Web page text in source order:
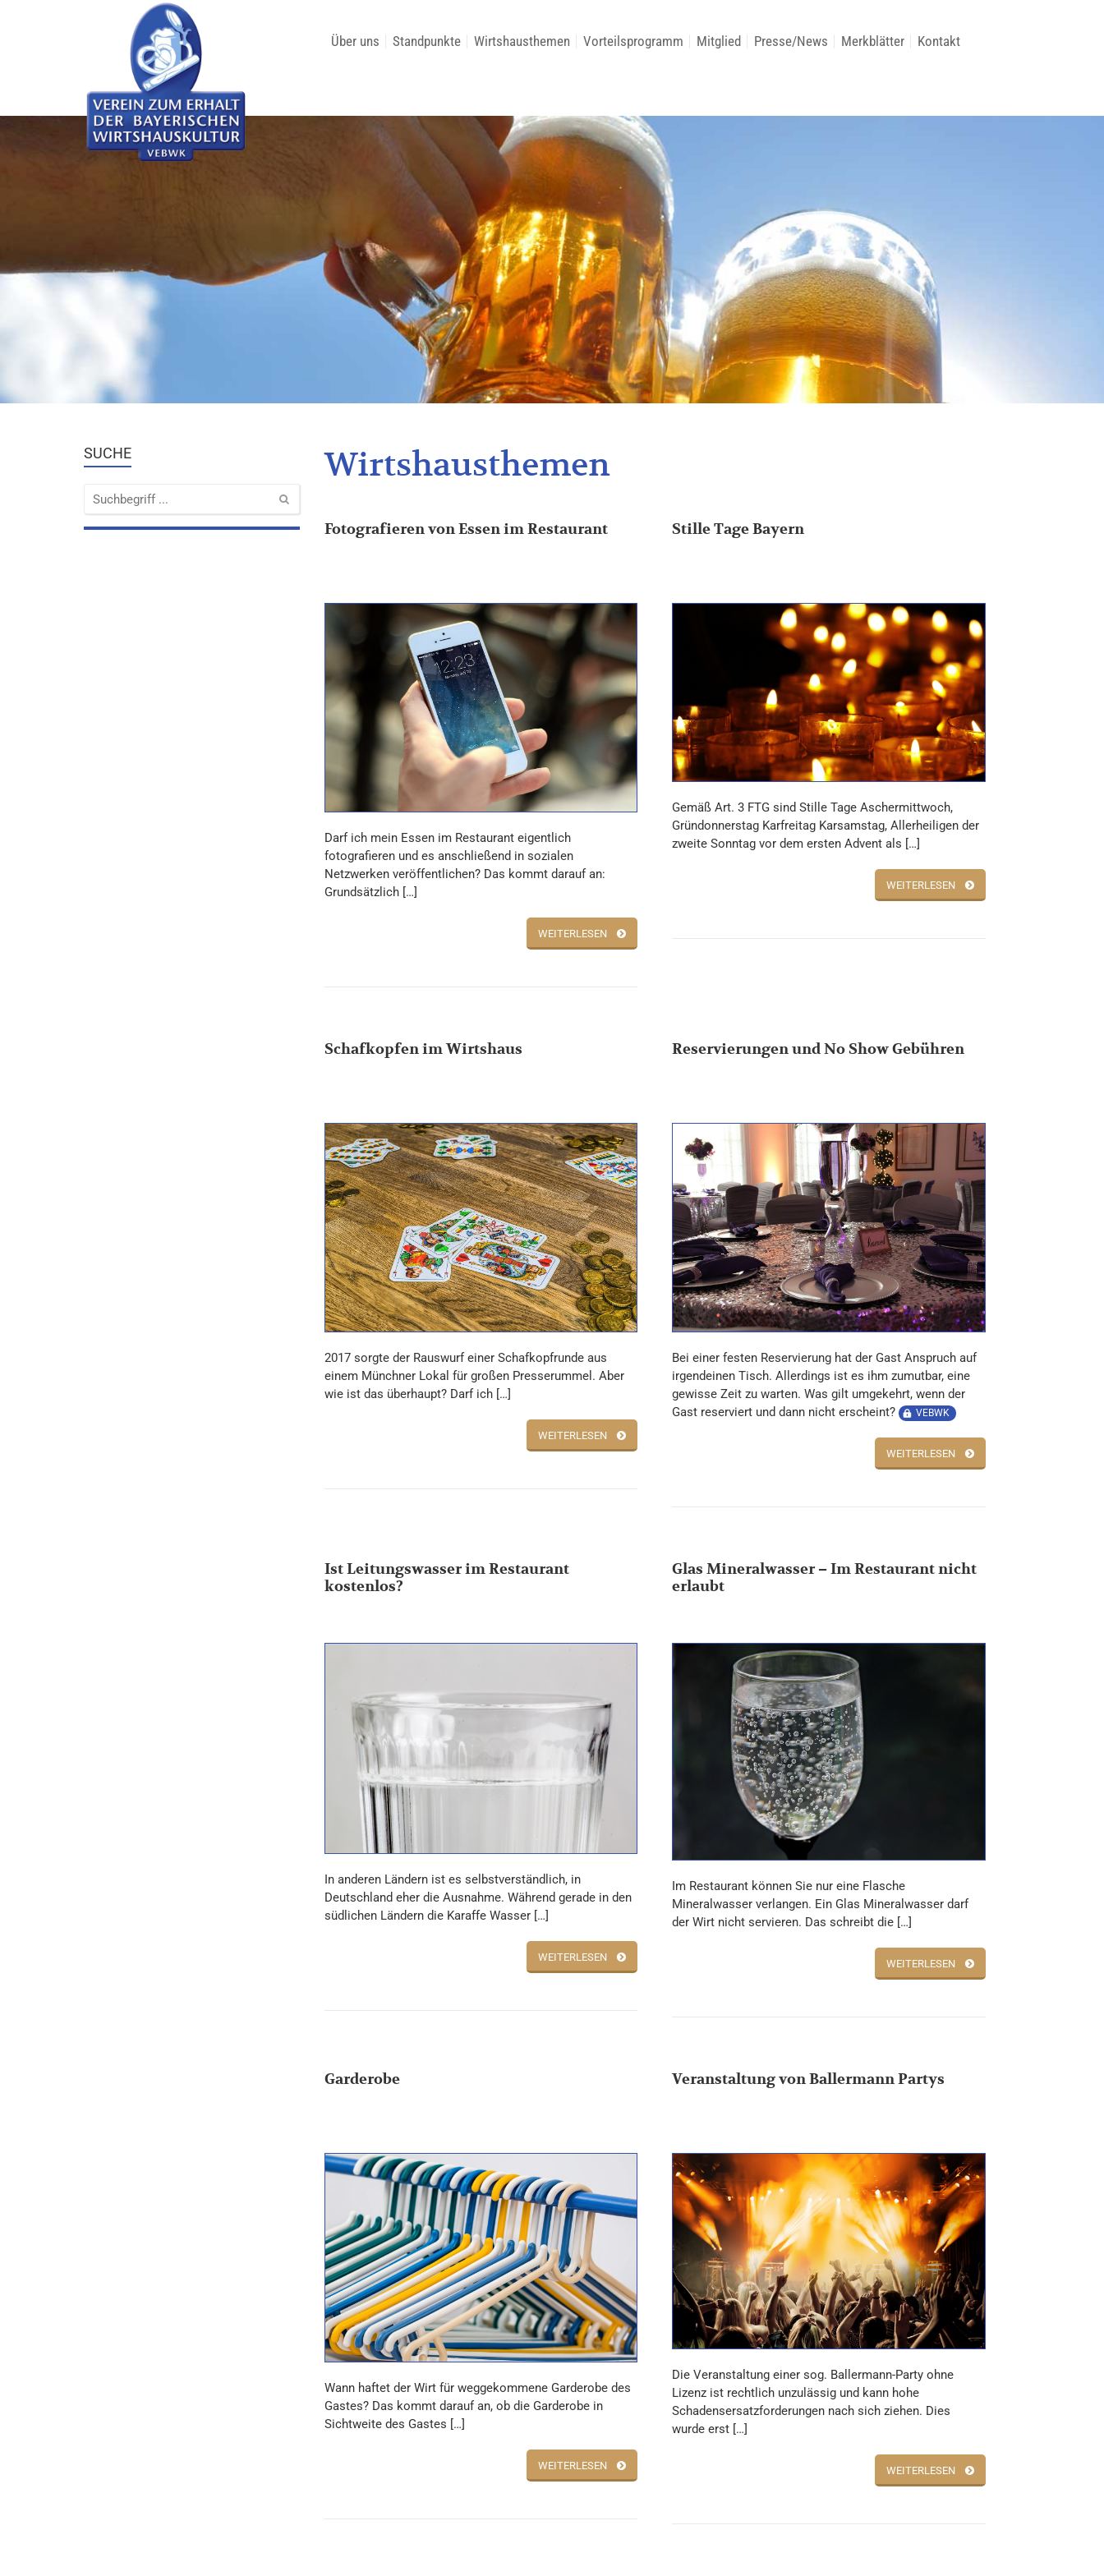
Über uns Standpunkte Wirtshausthemen Vorteilsprogramm Mitglied Presse/News Merkblätter Kontakt
SUCHE Wirtshausthemen
Fotografieren von Essen im Restaurant
Darf ich mein Essen im Restaurant eigentlich
fotografieren und es anschließend in sozialen
Netzwerken veröffentlichen? Das kommt darauf an:
Grundsätzlich […]
WEITERLESEN
Stille Tage Bayern
Gemäß Art. 3 FTG sind Stille Tage Aschermittwoch,
Gründonnerstag Karfreitag Karsamstag, Allerheiligen der
zweite Sonntag vor dem ersten Advent als […]
WEITERLESEN
Schafkopfen im Wirtshaus
2017 sorgte der Rauswurf einer Schafkopfrunde aus
einem Münchner Lokal für großen Presserummel. Aber
wie ist das überhaupt? Darf ich […]
WEITERLESEN
Reservierungen und No Show Gebühren
Bei einer festen Reservierung hat der Gast Anspruch auf
irgendeinen Tisch. Allerdings ist es ihm zumutbar, eine
gewisse Zeit zu warten. Was gilt umgekehrt, wenn der
Gast reserviert und dann nicht erscheint?
VEBWK
WEITERLESEN
Ist Leitungswasser im Restaurant
kostenlos?
In anderen Ländern ist es selbstverständlich, in
Deutschland eher die Ausnahme. Während gerade in den
südlichen Ländern die Karaffe Wasser […]
WEITERLESEN
Glas Mineralwasser – Im Restaurant nicht
erlaubt
Im Restaurant können Sie nur eine Flasche
Mineralwasser verlangen. Ein Glas Mineralwasser darf
der Wirt nicht servieren. Das schreibt die […]
WEITERLESEN
Garderobe
Wann haftet der Wirt für weggekommene Garderobe des
Gastes? Das kommt darauf an, ob die Garderobe in
Sichtweite des Gastes […]
WEITERLESEN
Veranstaltung von Ballermann Partys
Die Veranstaltung einer sog. Ballermann-Party ohne
Lizenz ist rechtlich unzulässig und kann hohe
Schadensersatzforderungen nach sich ziehen. Dies
wurde erst […]
WEITERLESEN